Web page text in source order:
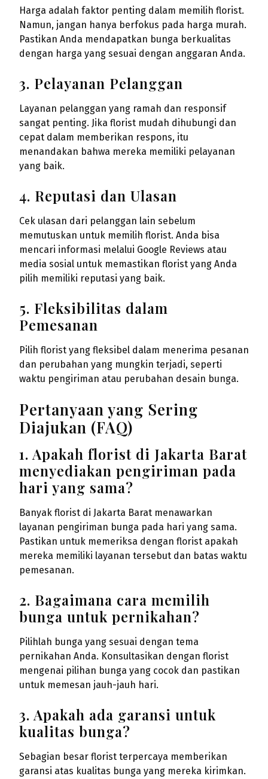
Harga adalah faktor penting dalam memilih florist.
Namun, jangan hanya berfokus pada harga murah.
Pastikan Anda mendapatkan bunga berkualitas
dengan harga yang sesuai dengan anggaran Anda.
3. Pelayanan Pelanggan
Layanan pelanggan yang ramah dan responsif
sangat penting. Jika florist mudah dihubungi dan
cepat dalam memberikan respons, itu
menandakan bahwa mereka memiliki pelayanan
yang baik.
4. Reputasi dan Ulasan
Cek ulasan dari pelanggan lain sebelum
memutuskan untuk memilih florist. Anda bisa
mencari informasi melalui Google Reviews atau
media sosial untuk memastikan florist yang Anda
pilih memiliki reputasi yang baik.
5. Fleksibilitas dalam
Pemesanan
Pilih florist yang fleksibel dalam menerima pesanan
dan perubahan yang mungkin terjadi, seperti
waktu pengiriman atau perubahan desain bunga.
Pertanyaan yang Sering
Diajukan (FAQ)
1. Apakah florist di Jakarta Barat
menyediakan pengiriman pada
hari yang sama?
Banyak florist di Jakarta Barat menawarkan
layanan pengiriman bunga pada hari yang sama.
Pastikan untuk memeriksa dengan florist apakah
mereka memiliki layanan tersebut dan batas waktu
pemesanan.
2. Bagaimana cara memilih
bunga untuk pernikahan?
Pilihlah bunga yang sesuai dengan tema
pernikahan Anda. Konsultasikan dengan florist
mengenai pilihan bunga yang cocok dan pastikan
untuk memesan jauh-jauh hari.
3. Apakah ada garansi untuk
kualitas bunga?
Sebagian besar florist terpercaya memberikan
garansi atas kualitas bunga yang mereka kirimkan.